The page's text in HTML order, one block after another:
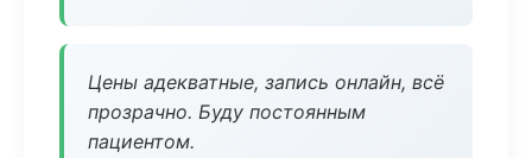
Цены адекватные, запись онлайн, всё
прозрачно. Буду постоянным
пациентом.